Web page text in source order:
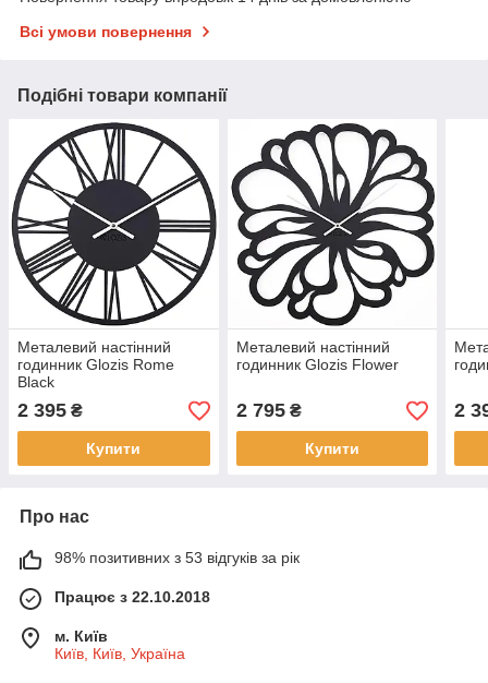
Всі умови повернення
Подібні товари компанії
Металевий настінний
годинник Glozis Rome
Black
2 395 ₴
Купити
Металевий настінний
годинник Glozis Flower
2 795₴
Купити
2
Про нас
98% позитивних з 53 відгуків за рік
Працює з 22.10.2018
м. Київ
Київ, Київ, Україна